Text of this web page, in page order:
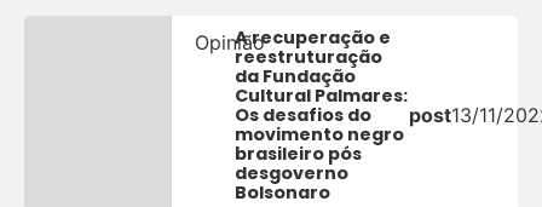
OpiniãoA recuperação e
reestruturação
da Fundação
Cultural Palmares:
Os desafios do
movimento negro
brasileiro pós
desgoverno
Bolsonaro
post13/11/